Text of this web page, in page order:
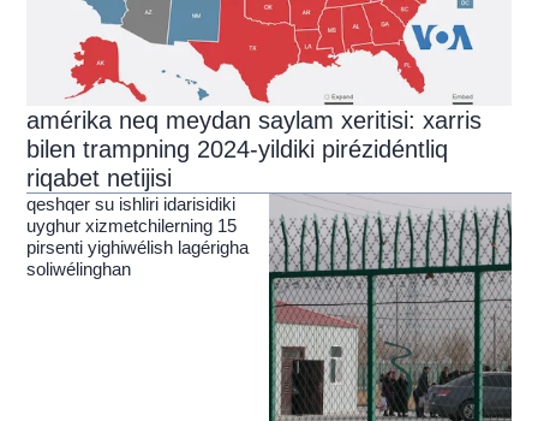
amérika neq meydan saylam xeritisi: xarris
bilen trampning 2024-yildiki pirézidéntliq
riqabet netijisi
qeshqer su ishliri idarisidiki
uyghur xizmetchilerning 15
pirsenti yighiwélish lagérigha
soliwélinghan